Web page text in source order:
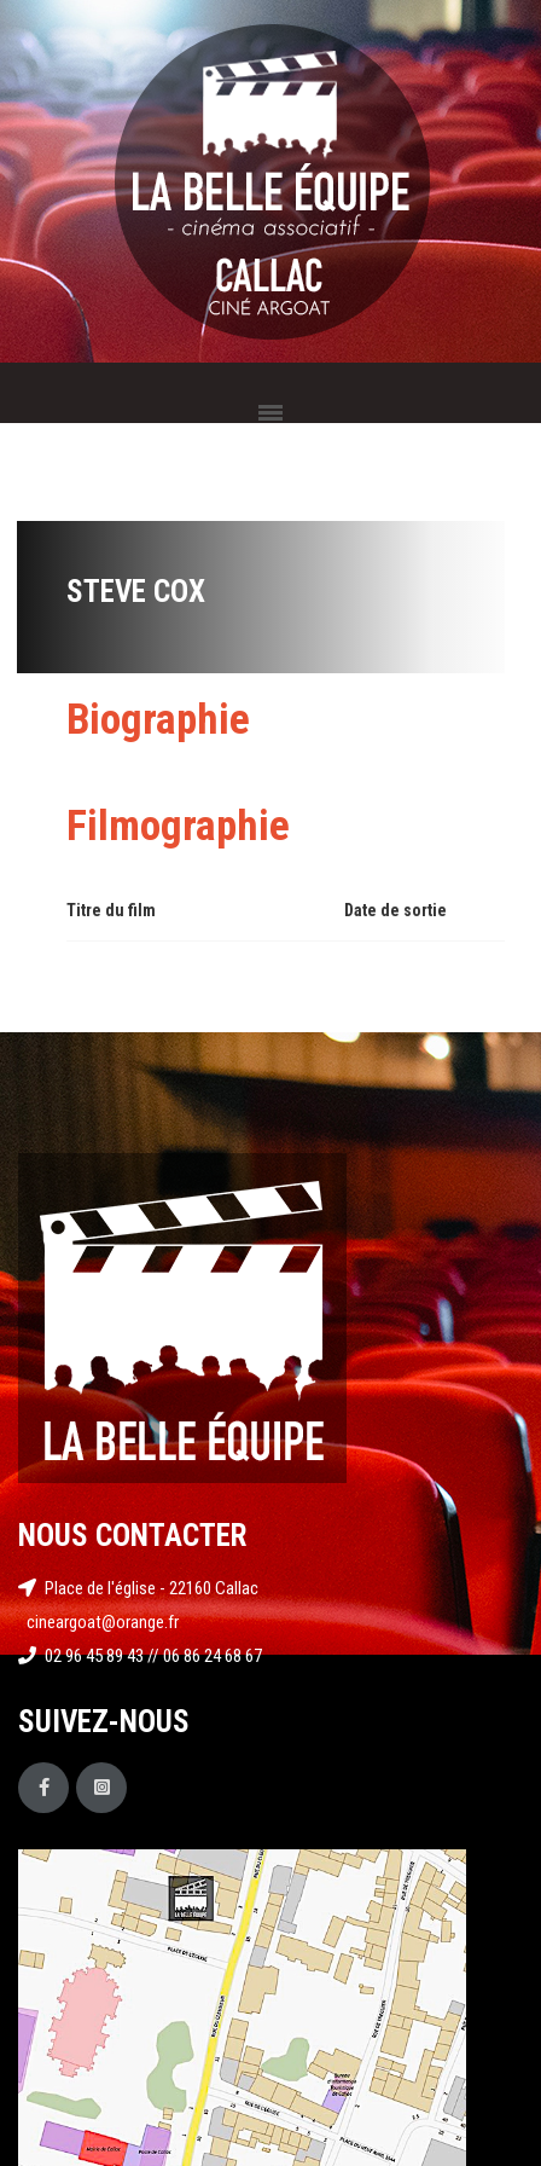
STEVE COX
Biographie
Filmographie
Titre du film Date de sortie
NOUS CONTACTER
Place de l'église - 22160 Callac
cineargoat@orange.fr
02 96 45 89 43 // 06 86 24 68 67
SUIVEZ-NOUS